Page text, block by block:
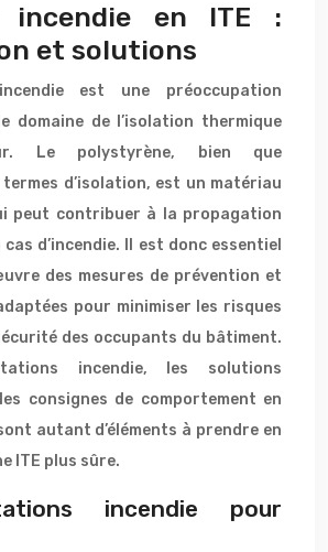
incendie en ITE :
et solutions
est une préoccupation
domaine de l’isolation thermique
Le polystyrène, bien que
d’isolation, est un matériau
peut contribuer à la propagation
cas d’incendie. Il est donc essentiel
des mesures de prévention et
pour minimiser les risques
des occupants du bâtiment.
incendie, les solutions
consignes de comportement en
autant d’éléments à prendre en
ITE plus sûre.
incendie pour